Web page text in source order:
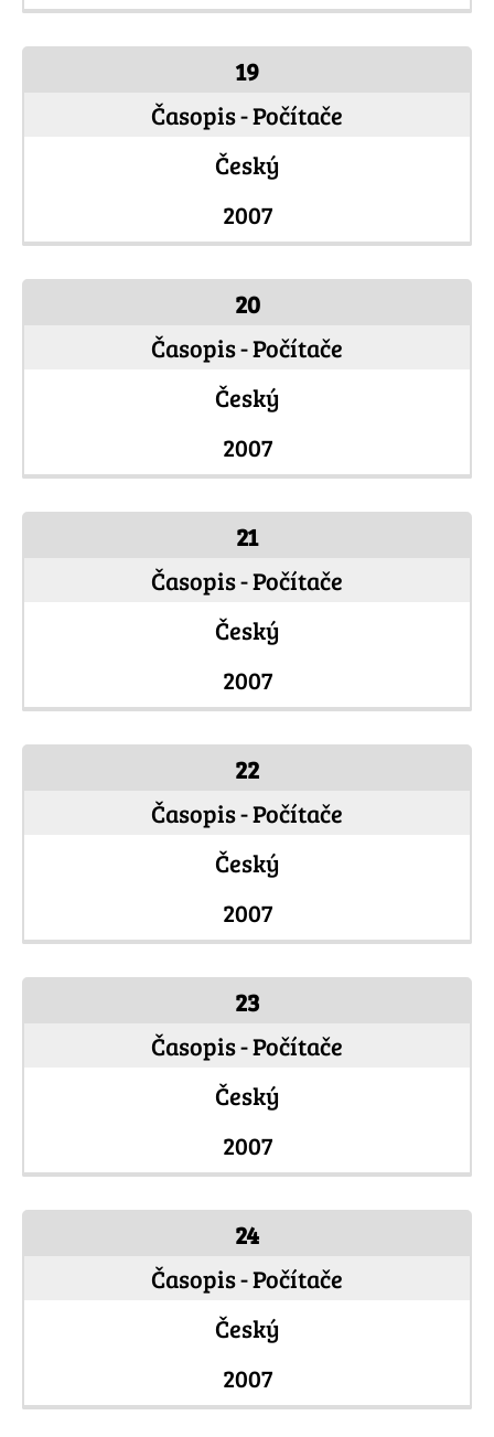
19
Časopis - Počítače
Český
2007
20
Časopis - Počítače
Český
2007
21
Časopis - Počítače
Český
2007
22
Časopis - Počítače
Český
2007
23
Časopis - Počítače
Český
2007
24
Časopis - Počítače
Český
2007